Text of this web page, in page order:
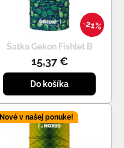
21%
Šatka Gekon Fishlet B
15,37 €
Do košíka
Nové v našej ponuke!